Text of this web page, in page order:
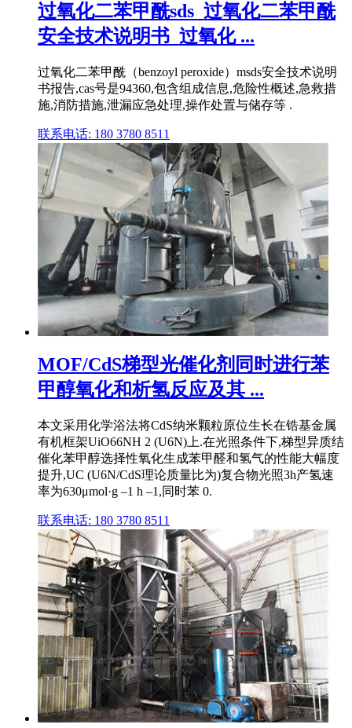
过氧化二苯甲酰sds_过氧化二苯甲酰
安全技术说明书_过氧化 ...
过氧化二苯甲酰（benzoyl peroxide）msds安全技术说明
书报告,cas号是94360,包含组成信息,危险性概述,急救措
施,消防措施,泄漏应急处理,操作处置与储存等 .
联系电话: 180 3780 8511
MOF/CdS梯型光催化剂同时进行苯
甲醇氧化和析氢反应及其 ...
本文采用化学浴法将CdS纳米颗粒原位生长在锆基金属
有机框架UiO66NH 2 (U6N)上.在光照条件下,梯型异质结
催化苯甲醇选择性氧化生成苯甲醛和氢气的性能大幅度
提升,UC (U6N/CdS理论质量比为)复合物光照3h产氢速
率为630μmol·g ‒1 h ‒1,同时苯 0.
联系电话: 180 3780 8511